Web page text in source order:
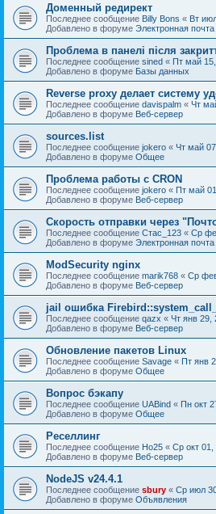
Доменный редирект
Последнее сообщение Billy Bons « Вт
Добавлено в форуме Электронная почта
Проблема в панелі після
Последнее сообщение sined « Пт май
Добавлено в форуме Базы данных
Reverse proxy делает систему
Последнее сообщение davispalm « Чт
Добавлено в форуме Веб-сервер
sources.list
Последнее сообщение jokero « Чт май
Добавлено в форуме Общее
Проблема работы с CRON
Последнее сообщение jokero « Пт май
Добавлено в форуме Веб-сервер
Скорость отправки через
Последнее сообщение Стас_123 « Ср
Добавлено в форуме Электронная почта
ModSecurity nginx
Последнее сообщение marik768 « Ср
Добавлено в форуме Веб-сервер
jail ошибка
Последнее сообщение qazx « Чт янв 29,
Добавлено в форуме Веб-сервер
Обновление пакетов Linux
Последнее сообщение Savage « Пт янв
Добавлено в форуме Общее
Вопрос бэкапу
Последнее сообщение UABind « Пн окт
Добавлено в форуме Общее
Реселлинг
Последнее сообщение Ho25 « Ср окт 01,
Добавлено в форуме Веб-сервер
NodeJS v24.4.1
Последнее сообщение sbury « Ср июл
Добавлено в форуме Объявления